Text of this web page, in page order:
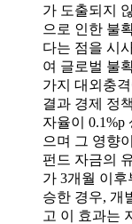
가 도출되지
으로 인한 불
다는 점을 시
여 글로벌 불
가지 대외충
결과 경제 정
자율이 0.1%p
으며 그 영향
펀드 자금의
가 3개월 이
승한 경우, 개
고 이 효과는